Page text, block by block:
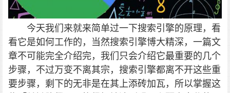
今天我们来就来简单过一下搜索引擎的原理，看
看它是如何工作的，当然搜索引擎博大精深，一篇文
章不可能完全介绍完，我们只会介绍它最重要的几个
步骤，不过万变不离其宗，搜索引擎都离不开这些重
要步骤，剩下的无非是在其上添砖加瓦，所以掌握这